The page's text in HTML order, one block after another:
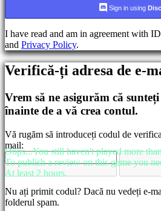
AR
BS
CS
DA
DE
EN
ES
FR
HR
IT
JA
KO
NL
NO
Sign in using
I have read and am in agreement with
and Privacy Policy.
Verifică-ți adresa de e-
Vrem să ne asigurăm că
înainte de a vă crea contul.
Vă rugăm să introduceți codul de
mail:
Nu ați primit codul? Dacă nu vedeți e-
folderul spam.
Oops...You still haven't played more
To publish a review on this game you
At least 2 hours.